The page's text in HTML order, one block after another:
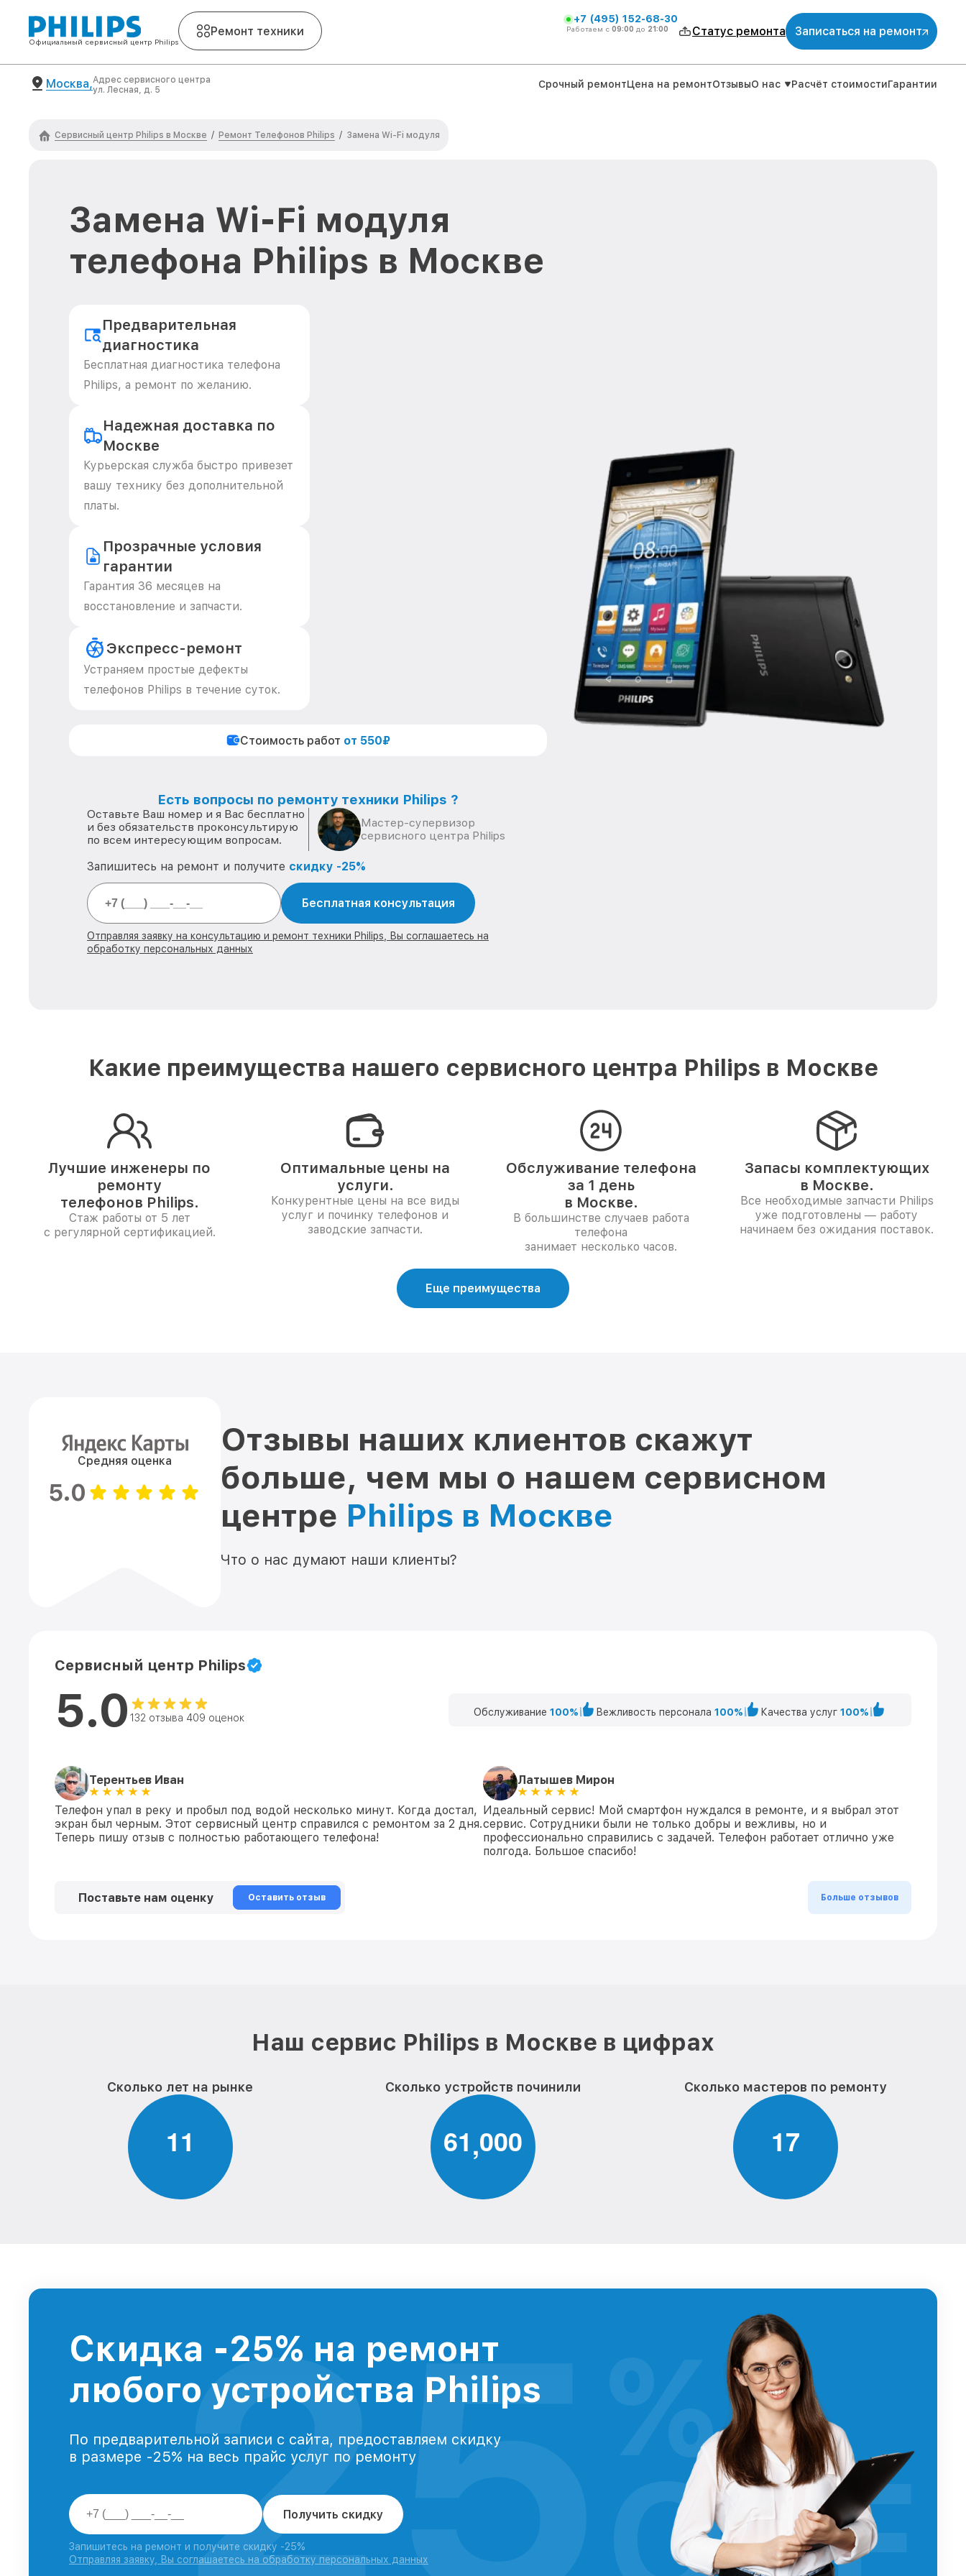
Официальный сервисный центр Philips
Ремонт техники
+7 (495) 152-68-30
Работаем с 09:00 до 21:00 Статус ремонта Записаться на ремонт
Москва,Адрес сервисного центра
ул. Лесная, д. 5
Срочный ремонтЦена на ремонтОтзывыО нас Расчёт стоимостиГарантии
Сервисный центр Philips в Москве / Ремонт Телефонов Philips / Замена Wi-Fi модуля
Замена Wi-Fi модуля
телефона Philips в Москве
Предварительная
диагностика
Бесплатная диагностика телефона
Philips, а ремонт по желанию.
Надежная доставка по
Москве
Курьерская служба быстро привезет
вашу технику без дополнительной
платы.
Прозрачные условия
гарантии
Гарантия 36 месяцев на
восстановление и запчасти.
Экспресс-ремонт
Устраняем простые дефекты
телефонов Philips в течение суток.
Стоимость работ от 550₽
Есть вопросы по ремонту техники Philips ?
Оставьте Ваш номер и я Вас бесплатно
и без обязательств проконсультирую
по всем интересующим вопросам.
Мастер-супервизор
сервисного центра Philips
Запишитесь на ремонт и получите скидку -25%
Бесплатная консультация
Отправляя заявку на консультацию и ремонт техники Philips, Вы соглашаетесь на
обработку персональных данных
Какие преимущества нашего сервисного центра Philips в Москве
Лучшие инженеры по
ремонту
телефонов Philips.
Стаж работы от 5 лет
с регулярной сертификацией.
Оптимальные цены на
услуги.
Конкурентные цены на все виды
услуг и починку телефонов и
заводские запчасти.
Обслуживание телефона
за 1 день
в Москве.
В большинстве случаев работа
телефона
занимает несколько часов.
Запасы комплектующих
в Москве.
Все необходимые запчасти Philips
уже подготовлены — работу
начинаем без ожидания поставок.
Еще преимущества
Средняя оценка
5.0
Отзывы наших клиентов скажут
больше, чем мы о нашем сервисном
центре Philips в Москве
Что о нас думают наши клиенты?
Сервисный центр Philips
5.0 132 отзыва 409 оценок Обслуживание 100% Вежливость персонала 100% Качества услуг 100%
Терентьев Иван
Телефон упал в реку и пробыл под водой несколько минут. Когда достал,
экран был черным. Этот сервисный центр справился с ремонтом за 2 дня.
Теперь пишу отзыв с полностью работающего телефона!
Латышев Мирон
Идеальный сервис! Мой смартфон нуждался в ремонте, и я выбрал этот
сервис. Сотрудники были не только добры и вежливы, но и
профессионально справились с задачей. Телефон работает отлично уже
полгода. Большое спасибо!
Поставьте нам оценку Оставить отзыв Больше отзывов
Наш сервис Philips в Москве в цифрах
Сколько лет на рынке
11
Сколько устройств починили
61,000
Сколько мастеров по ремонту
17
Скидка -25% на ремонт
любого устройства Philips
По предварительной записи с сайта, предоставляем скидку
в размере -25% на весь прайс услуг по ремонту
Получить скидку
Запишитесь на ремонт и получите скидку -25%
Отправляя заявку, Вы соглашаетесь на обработку персональных данных
25 %